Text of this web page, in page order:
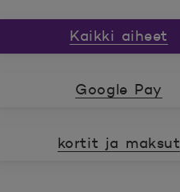
Kaikki aiheet
Google Pay
kortit ja maksut